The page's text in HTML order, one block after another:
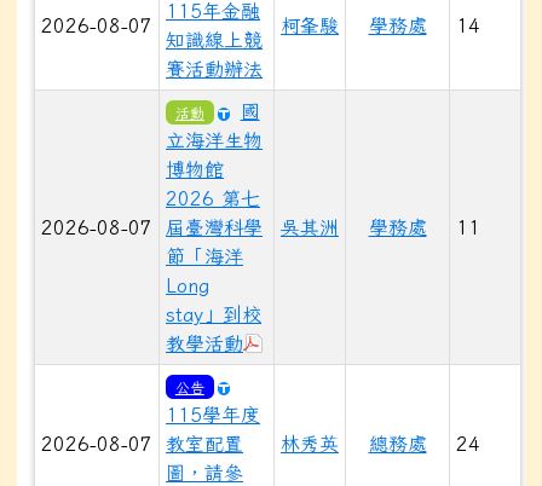
2026-08-07
115年金融
知識線上競
賽活動辦法
柯夆駿 學務處 14
2026-08-07
活動
國
立海洋生物
博物館
2026 第七
屆臺灣科學
節「海洋
Long
stay」到校
教學活動
吳其洲 學務處 11
2026-08-07
公告
115學年度
教室配置
圖，請參
林秀英 總務處 24